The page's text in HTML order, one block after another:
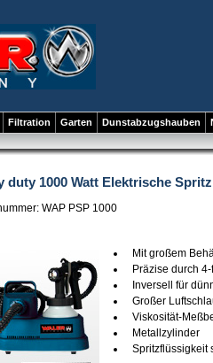
Filtration Garten Dunstabzugshauben
duty 1000 Watt Elektrische
WAP PSP 1000
Mit großem
Präzise durch
Inversell für
Großer
Viskosität-
Metallzylinder
Spritzflüssigkeit